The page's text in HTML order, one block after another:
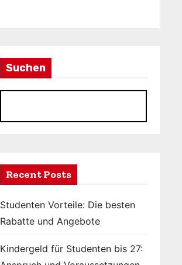
Suchen
Recent Posts
Studenten Vorteile: Die besten
Rabatte und Angebote
Kindergeld für Studenten bis 27: